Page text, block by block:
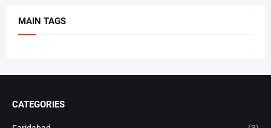
MAIN TAGS
CATEGORIES